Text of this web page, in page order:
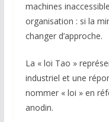
machines
organisation : si la
changer d’approche.
La « loi Tao »
industriel et une
nommer « loi » en
anodin.